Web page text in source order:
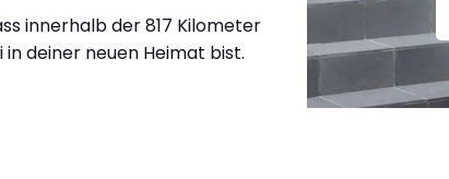
innerhalb der 817 Kilometer
deiner neuen Heimat bist.